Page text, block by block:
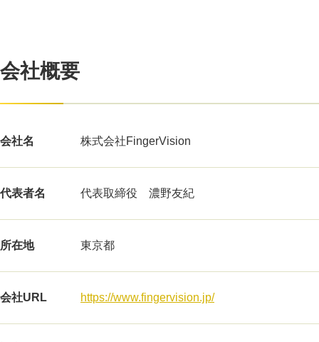
会社概要
会社名 株式会社FingerVision
代表者名 代表取締役 濃野友紀
所在地 東京都
会社URL https://www.fingervision.jp/